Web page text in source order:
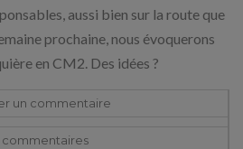
aussi bien sur la route que
prochaine, nous évoquerons
en CM2. Des idées ?
un commentaire
commentaires